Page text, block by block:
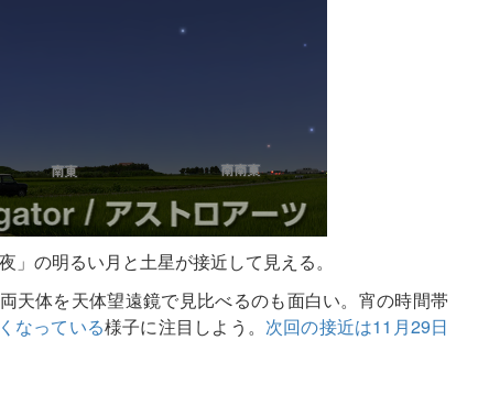
の明るい月と土星が接近して見える。
天体を天体望遠鏡で見比べるのも面白い。宵の時間帯
なっている様子に注目しよう。 次回の接近は11月29日